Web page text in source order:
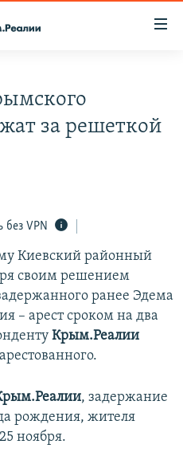
СОПРОТИВЛЕНИЯ
за решеткой
без VPN
Киевский районный
своим решением
ранее Эдема
– арест сроком на два
Крым.Реалии
, задержание
рождения, жителя
ноября.